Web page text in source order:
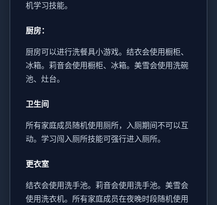
机学习技能。
厨房：
厨房可以进行洗餐具小游戏。 结衣会使用橱柜、
冰箱。 莉音会使用橱柜、冰箱。 美雪会使用洗碗
池、灶台。
卫生间
所有家庭成员随机使用厕所，入厕期间不可以互
动。 学习闯入厕所技能可强行进入厕所。
更衣室
结衣会使用洗手池。 莉音会使用洗手池。 美雪会
使用洗衣机。 所有家庭成员在夜晚时段随机使用